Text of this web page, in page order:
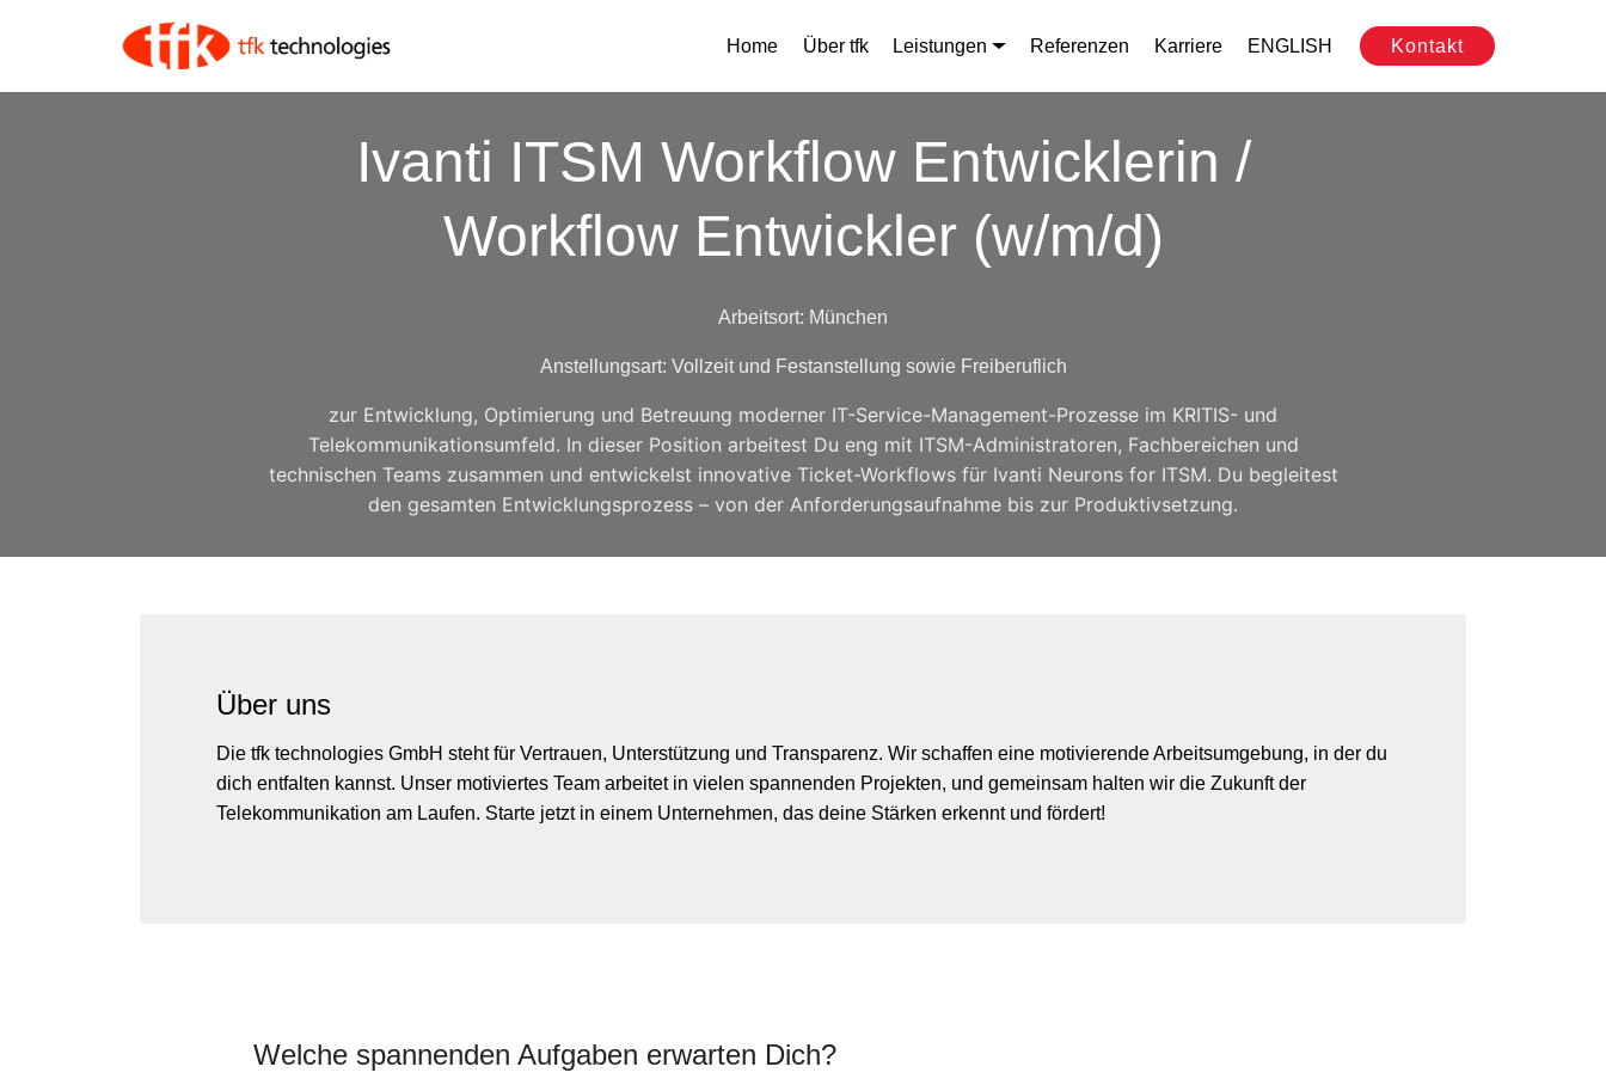
Home Über tfk Leistungen Referenzen Karriere ENGLISH Kontakt
Ivanti ITSM Workflow Entwicklerin /
Workflow Entwickler (w/m/d)
Arbeitsort: München
Anstellungsart: Vollzeit und Festanstellung sowie Freiberuflich
zur Entwicklung, Optimierung und Betreuung moderner IT-Service-Management-Prozesse im KRITIS- und
Telekommunikationsumfeld. In dieser Position arbeitest Du eng mit ITSM-Administratoren, Fachbereichen und
technischen Teams zusammen und entwickelst innovative Ticket-Workflows für Ivanti Neurons for ITSM. Du begleitest
den gesamten Entwicklungsprozess – von der Anforderungsaufnahme bis zur Produktivsetzung.
Über uns
Die tfk technologies GmbH steht für Vertrauen, Unterstützung und Transparenz. Wir schaffen eine motivierende Arbeitsumgebung, in der du
dich entfalten kannst. Unser motiviertes Team arbeitet in vielen spannenden Projekten, und gemeinsam halten wir die Zukunft der
Telekommunikation am Laufen. Starte jetzt in einem Unternehmen, das deine Stärken erkennt und fördert!
Welche spannenden Aufgaben erwarten Dich?